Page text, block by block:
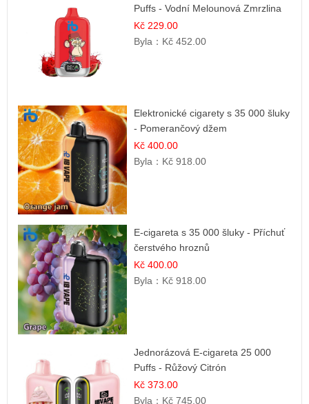
Puffs - Vodní Melounová Zmrzlina
Kč 229.00
Byla： Kč 452.00
Elektronické cigarety s 35 000 šluky
- Pomerančový džem
Kč 400.00
Byla： Kč 918.00
E-cigareta s 35 000 šluky - Příchuť
čerstvého hroznů
Kč 400.00
Byla： Kč 918.00
Jednorázová E-cigareta 25 000
Puffs - Růžový Citrón
Kč 373.00
Byla： Kč 745.00